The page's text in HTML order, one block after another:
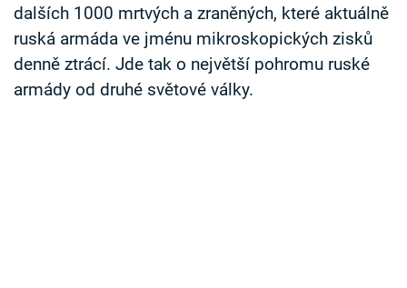
dalších 1000 mrtvých a zraněných, které aktuálně
ruská armáda ve jménu mikroskopických zisků
denně ztrácí. Jde tak o největší pohromu ruské
armády od druhé světové války.